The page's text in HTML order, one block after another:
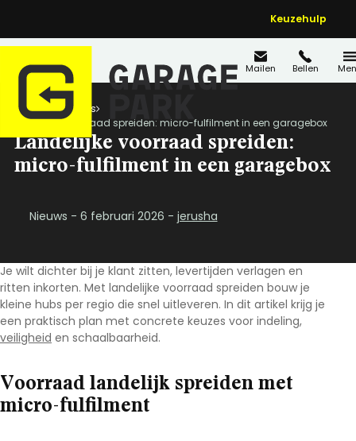
Keuzehulp
Mailen Bellen
Home Nieuws
Landelijke voorraad spreiden: micro-fulfilment in een garagebox
Landelijke voorraad spreiden:
micro-fulfilment in een garagebox
Nieuws - 6 februari 2026 - jerusha
Je wilt dichter bij je klant zitten, levertijden verlagen en
ritten inkorten. Met landelijke voorraad spreiden bouw je
kleine hubs per regio die snel uitleveren. In dit artikel krijg je
een praktisch plan met concrete keuzes voor indeling,
veiligheid en schaalbaarheid.
Voorraad landelijk spreiden met
micro-fulfilment